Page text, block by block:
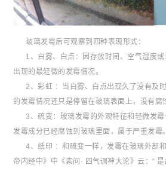
玻璃发霉后可观察到四种表现形式：
1、白雾、白点：因存放时间、空气湿度或
出现的最轻微的发霉情况。
2、彩虹 ：当白雾、白点出现久了没有及
的发霉情况还只是停留在玻璃表面上，没有腐
3、硫变：玻璃发霉的外观特征和轻微发霉
发霉成分已经腐蚀到玻璃里面，属于严重发霉。
4、纸印 ：和硫变一样，发霉在玻璃外部
帝内经中》中《素问· 四气调神大论》云：“